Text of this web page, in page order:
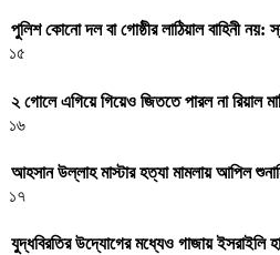
পুলিশ কোনো দল বা গোষ্ঠীর লাঠিয়াল বাহিনী নয়:
১৫
২ গোলে এগিয়ে গিয়েও জিততে পারল না রিয়াল
১৬
আহসান উল্লাহ মাস্টার হত্যা মামলায় আপিল
১৭
যুদ্ধবিরতির উদ্যোগের মধ্যেও গাজায় ইসরাইলি